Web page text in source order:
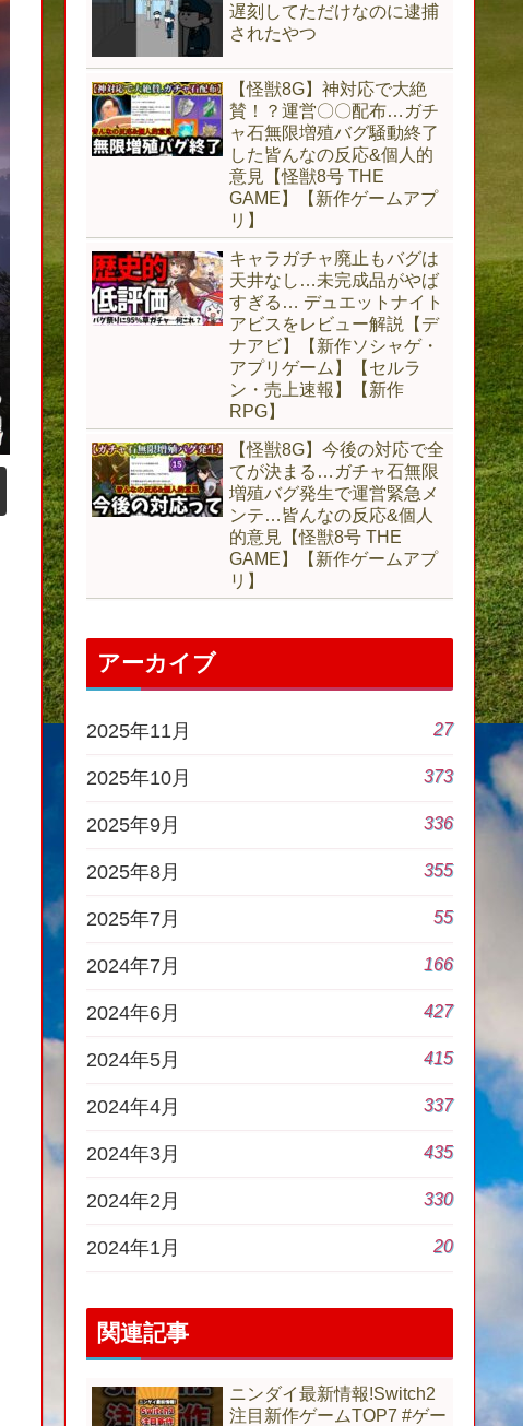
遅刻してただけなのに逮捕
されたやつ
【怪獣8G】神対応で大絶
賛！？運営〇〇配布…ガチ
ャ石無限増殖バグ騒動終了
した皆んなの反応&個人的
意見【怪獣8号 THE
GAME】【新作ゲームアプ
リ】
キャラガチャ廃止もバグは
天井なし…未完成品がやば
すぎる… デュエットナイト
アビスをレビュー解説【デ
ナアビ】【新作ソシャゲ・
アプリゲーム】【セルラ
ン・売上速報】【新作
RPG】
【怪獣8G】今後の対応で全
てが決まる…ガチャ石無限
増殖バグ発生で運営緊急メ
ンテ…皆んなの反応&個人
的意見【怪獣8号 THE
GAME】【新作ゲームアプ
リ】
アーカイブ
2025年11月 27
2025年10月 373
2025年9月 336
2025年8月 355
2025年7月 55
2024年7月 166
2024年6月 427
2024年5月 415
2024年4月 337
2024年3月 435
2024年2月 330
2024年1月 20
関連記事
ニンダイ最新情報!Switch2
注目新作ゲームTOP7 #ゲー